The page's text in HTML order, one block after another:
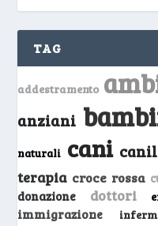
TAG
addestramento
anziani
naturali cani
terapia croce rossa
donazione dottori
immigrazione